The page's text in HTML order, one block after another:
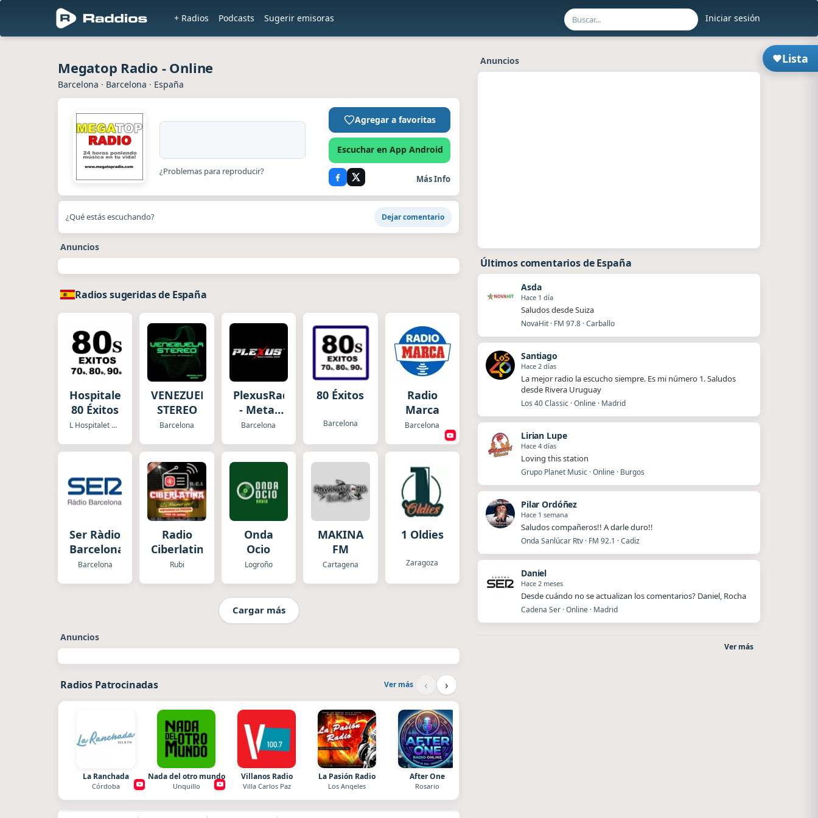
Iniciar sesión
+ Radios Podcasts Sugerir emisoras
Lista
Megatop Radio - Online
Barcelona · Barcelona · España
¿Problemas para reproducir?
Agregar a favoritas
Escuchar en App Android
Más Info
¿Qué estás escuchando? Dejar comentario
Anuncios
Radios sugeridas de España
Hospitalet
80 Éxitos
L Hospitalet de Llobregat
VENEZUELA
STEREO
Barcelona
PlexusRadio.com
- Metal
Channel
Barcelona
80 Éxitos
Barcelona
Radio
Marca
Barcelona
Ser Ràdio
Barcelona
Barcelona
Radio
Ciberlatina
Rubi
Onda
Ocio
Logroño
MAKINA
FM
Cartagena
1 Oldies
Zaragoza
Cargar más
Anuncios
Radios Patrocinadas Ver más ‹ ›
La Ranchada
Córdoba
Nada del otro mundo
Unquillo
Villanos Radio
Villa Carlos Paz
La Pasión Radio
Los Angeles
After One
Rosario
Anuncios
Últimos comentarios de España
Asda
Hace 1 día
Saludos desde Suiza
NovaHit · FM 97.8 · Carballo
Santiago
Hace 2 días
La mejor radio la escucho siempre. Es mi número 1. Saludos
desde Rivera Uruguay
Los 40 Classic · Online · Madrid
Lirian Lupe
Hace 4 días
Loving this station
Grupo Planet Music · Online · Burgos
Pilar Ordóñez
Hace 1 semana
Saludos compañeros!! A darle duro!!
Onda Sanlúcar Rtv · FM 92.1 · Cadiz
Daniel
Hace 2 meses
Desde cuándo no se actualizan los comentarios? Daniel, Rocha
Cadena Ser · Online · Madrid
Ver más